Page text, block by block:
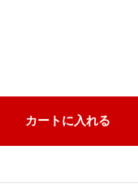
カートに入れる